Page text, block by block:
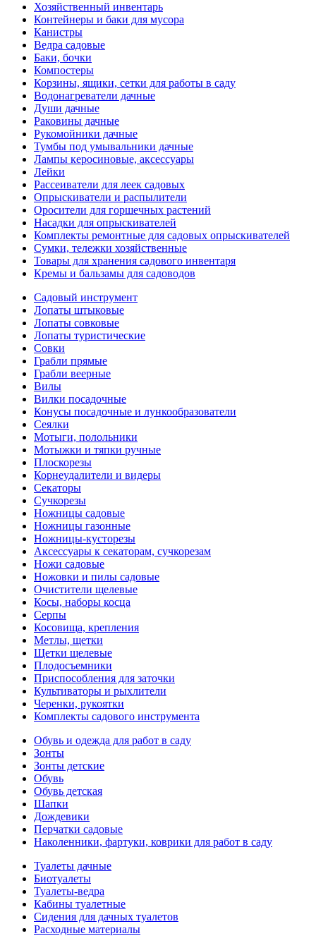
Хозяйственный инвентарь
Контейнеры и баки для мусора
Канистры
Ведра садовые
Баки, бочки
Компостеры
Корзины, ящики, сетки для работы в саду
Водонагреватели дачные
Души дачные
Раковины дачные
Рукомойники дачные
Тумбы под умывальники дачные
Лампы керосиновые, аксессуары
Лейки
Рассеиватели для леек садовых
Опрыскиватели и распылители
Оросители для горшечных растений
Насадки для опрыскивателей
Комплекты ремонтные для садовых опрыскивателей
Сумки, тележки хозяйственные
Товары для хранения садового инвентаря
Кремы и бальзамы для садоводов
Садовый инструмент
Лопаты штыковые
Лопаты совковые
Лопаты туристические
Совки
Грабли прямые
Грабли веерные
Вилы
Вилки посадочные
Конусы посадочные и лункообразователи
Сеялки
Мотыги, полольники
Мотыжки и тяпки ручные
Плоскорезы
Корнеудалители и видеры
Секаторы
Сучкорезы
Ножницы садовые
Ножницы газонные
Ножницы-кусторезы
Аксессуары к секаторам, сучкорезам
Ножи садовые
Ножовки и пилы садовые
Очистители щелевые
Косы, наборы косца
Серпы
Косовища, крепления
Метлы, щетки
Щетки щелевые
Плодосъемники
Приспособления для заточки
Культиваторы и рыхлители
Черенки, рукоятки
Комплекты садового инструмента
Обувь и одежда для работ в саду
Зонты
Зонты детские
Обувь
Обувь детская
Шапки
Дождевики
Перчатки садовые
Наколенники, фартуки, коврики для работ в саду
Туалеты дачные
Биотуалеты
Туалеты-ведра
Кабины туалетные
Сидения для дачных туалетов
Расходные материалы